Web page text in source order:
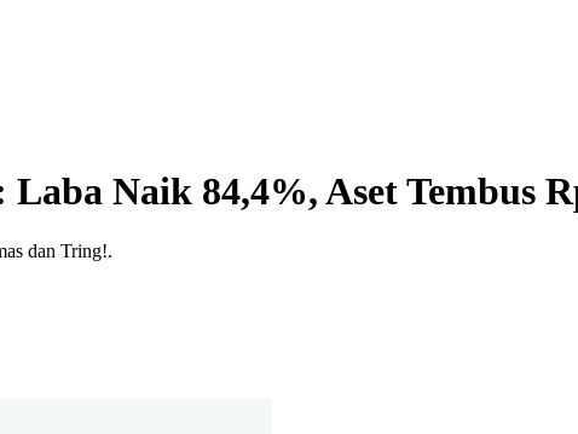
Naik 84,4%, Aset Tembus
dan Tring!.